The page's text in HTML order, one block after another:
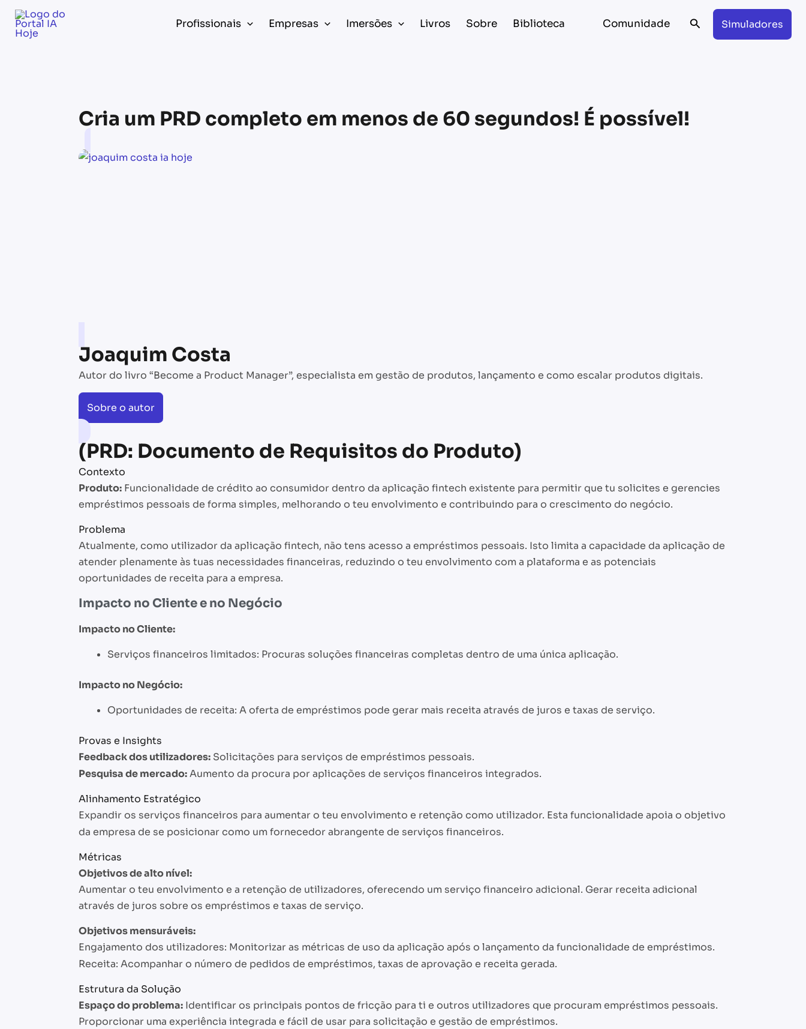
Skip
content
Profissionais Empresas Imersões Livros Sobre Biblioteca Comunidade SearchSimuladores
Cria um PRD completo em menos de 60 segundos! É possível!
Joaquim Costa
Autor do livro “Become a Product Manager”, especialista em gestão de produtos, lançamento e como escalar produtos digitais.
Sobre o autor
(PRD: Documento de Requisitos do Produto)
Contexto
Produto: Funcionalidade de crédito ao consumidor dentro da aplicação fintech existente para permitir que tu solicites e gerencies
empréstimos pessoais de forma simples, melhorando o teu envolvimento e contribuindo para o crescimento do negócio.
Problema
Atualmente, como utilizador da aplicação fintech, não tens acesso a empréstimos pessoais. Isto limita a capacidade da aplicação de
atender plenamente às tuas necessidades financeiras, reduzindo o teu envolvimento com a plataforma e as potenciais
oportunidades de receita para a empresa.
Impacto no Cliente e no Negócio
Impacto no Cliente:
Serviços financeiros limitados: Procuras soluções financeiras completas dentro de uma única aplicação.
Impacto no Negócio:
Oportunidades de receita: A oferta de empréstimos pode gerar mais receita através de juros e taxas de serviço.
Provas e Insights
Feedback dos utilizadores: Solicitações para serviços de empréstimos pessoais.
Pesquisa de mercado:Aumento da procura por aplicações de serviços financeiros integrados.
Alinhamento Estratégico
Expandir os serviços financeiros para aumentar o teu envolvimento e retenção como utilizador. Esta funcionalidade apoia o objetivo
da empresa de se posicionar como um fornecedor abrangente de serviços financeiros.
Métricas
Objetivos de alto nível:
Aumentar o teu envolvimento e a retenção de utilizadores, oferecendo um serviço financeiro adicional. Gerar receita adicional
através de juros sobre os empréstimos e taxas de serviço.
Objetivos mensuráveis:
Engajamento dos utilizadores: Monitorizar as métricas de uso da aplicação após o lançamento da funcionalidade de empréstimos.
Receita: Acompanhar o número de pedidos de empréstimos, taxas de aprovação e receita gerada.
Estrutura da Solução
Espaço do problema: Identificar os principais pontos de fricção para ti e outros utilizadores que procuram empréstimos pessoais.
Proporcionar uma experiência integrada e fácil de usar para solicitação e gestão de empréstimos.